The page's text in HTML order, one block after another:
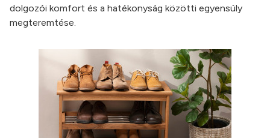
dolgozói komfort és a hatékonyság közötti egyensúly
megteremtése.